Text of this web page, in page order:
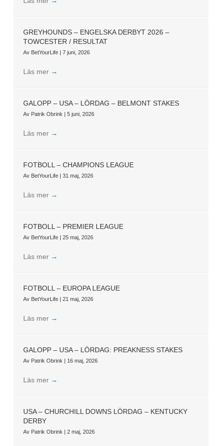
GREYHOUNDS – ENGELSKA DERBYT 2026 –
TOWCESTER / RESULTAT
Av BetYourLife | 7 juni, 2026
Läs mer →
GALOPP – USA – LÖRDAG – BELMONT STAKES
Av Patrik Obrink | 5 juni, 2026
Läs mer →
FOTBOLL – CHAMPIONS LEAGUE
Av BetYourLife | 31 maj, 2026
Läs mer →
FOTBOLL – PREMIER LEAGUE
Av BetYourLife | 25 maj, 2026
Läs mer →
FOTBOLL – EUROPA LEAGUE
Av BetYourLife | 21 maj, 2026
Läs mer →
GALOPP – USA – LÖRDAG: PREAKNESS STAKES
Av Patrik Obrink | 16 maj, 2026
Läs mer →
USA – CHURCHILL DOWNS LÖRDAG – KENTUCKY
DERBY
Av Patrik Obrink | 2 maj, 2026